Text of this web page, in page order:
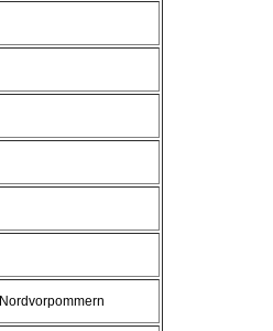
Nordvorpommern